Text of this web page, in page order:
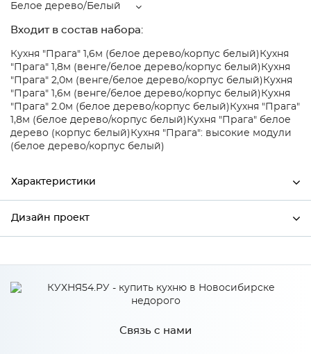
Белое дерево/Белый
Входит в состав набора:
Кухня "Прага" 1,6м (белое дерево/корпус белый) Кухня
"Прага" 1,8м (венге/белое дерево/корпус белый) Кухня
"Прага" 2,0м (венге/белое дерево/корпус белый) Кухня
"Прага" 1,6м (венге/белое дерево/корпус белый) Кухня
"Прага" 2.0м (белое дерево/корпус белый) Кухня "Прага"
1,8м (белое дерево/корпус белый) Кухня "Прага" белое
дерево (корпус белый) Кухня "Прага": высокие модули
(белое дерево/корпус белый)
Характеристики
Ширина
Сурская мебель
Белое дерево/Белый
Дизайн проект
*
Связь с нами